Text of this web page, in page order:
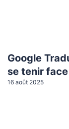
Google
se tenir
16 août 2025